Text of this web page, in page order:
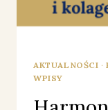
AKTUALNOŚCI ·
WPISY